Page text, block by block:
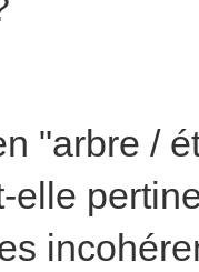
"arbre /
elle